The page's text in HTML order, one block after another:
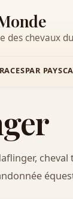
des chevaux
RACESPAR PAYS